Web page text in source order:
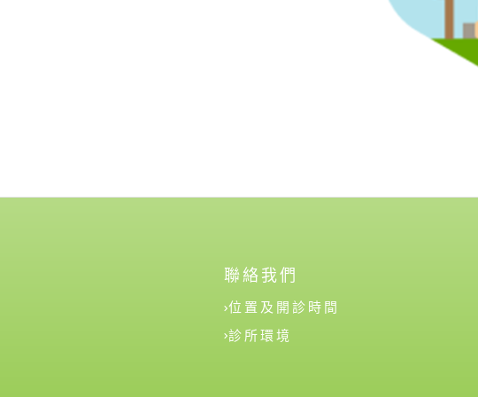
聯絡我們
位置及開診時間
診所環境